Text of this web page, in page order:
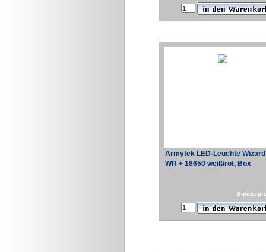
Armytek LED-Leuchte
WR + 18650 weiß/rot, Box